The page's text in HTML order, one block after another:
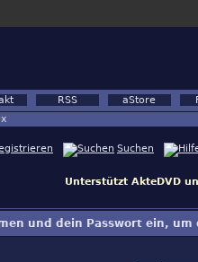
RSS aStore
Suchen
Unterstützt AkteDVD
und dein Passwort ein, um